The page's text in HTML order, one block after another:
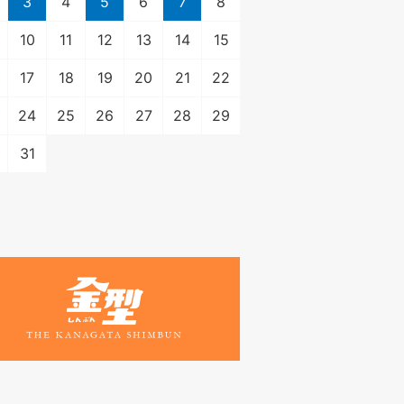
10 11 12 13 14 15
17 18 19 20 21 22
24 25 26 27 28 29
31